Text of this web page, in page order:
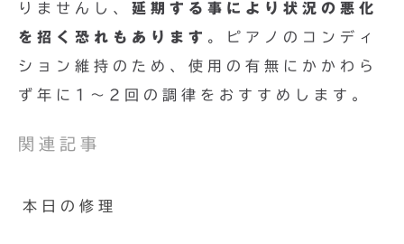
りませんし、 延期する事により状況の悪化
を招く恐れもあります。
ピアノのコンディ
ション維持のため、使用の有無にかかわら
ず年に1〜2回の調律をおすすめします。
関連記事
本日の修理